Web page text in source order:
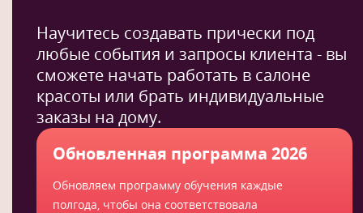
Научитесь создавать прически под
любые события и запросы клиента - вы
сможете начать работать в салоне
красоты или брать индивидуальные
заказы на дому.
Обновленная программа 2026
Обновляем программу обучения каждые
полгода, чтобы она соответствовала